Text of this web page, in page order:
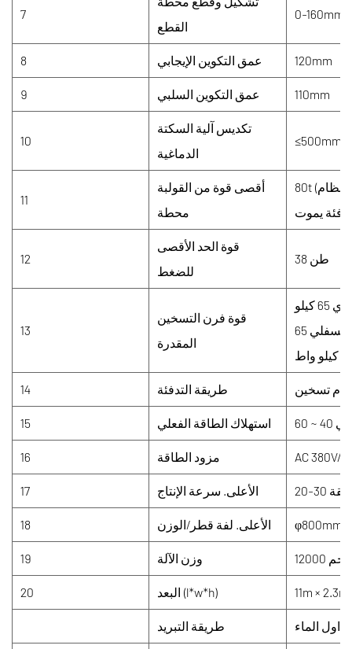
7
القطع
0-160mm
8 عمق التكوين الإيجابي 120mm
9 عمق التكوين السلبي 110mm
10
تكديس آلية السكتة
الدماغية
≤500mm
11
أقصى قوة من القولبة
محطة
80t (للاستخدام مع نظام
12
قوة الحد الأقصى
للضغط
38 طن
13
قوة فرن التسخين
المقدرة
الفرن العلوي 65 كيلو
واط ، الفرن السفلي 65
كيلو واط
14 طريقة التدفئة
15 استهلاك الطاقة الفعلي
16 مزود الطاقة AC 380V/
17 الأعلى. سرعة الإنتاج
18 الأعلى. لفة قطر/الوزن φ800mm/
19 وزن الآلة 12000 كجم
20 البعد (l*w*h) 11m ×
طريقة التبريد الماء